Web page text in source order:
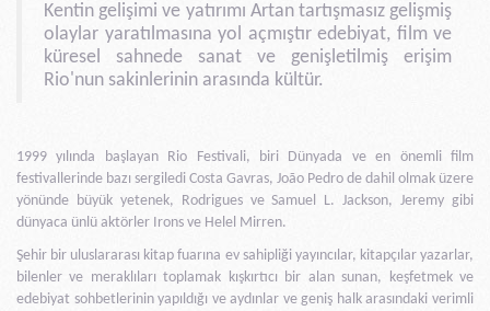
Kentin gelişimi ve yatırımı Artan tartışmasız gelişmiş
olaylar yaratılmasına yol açmıştır edebiyat, film ve
küresel sahnede sanat ve genişletilmiş erişim
Rio'nun sakinlerinin arasında kültür.
1999 yılında başlayan Rio Festivali, biri Dünyada ve en önemli film
festivallerinde bazı sergiledi Costa Gavras, João Pedro de dahil olmak üzere
yönünde büyük yetenek, Rodrigues ve Samuel L. Jackson, Jeremy gibi
dünyaca ünlü aktörler Irons ve Helel Mirren.
Şehir bir uluslararası kitap fuarına ev sahipliği yayıncılar, kitapçılar yazarlar,
bilenler ve meraklıları toplamak kışkırtıcı bir alan sunan, keşfetmek ve
edebiyat sohbetlerinin yapıldığı ve aydınlar ve geniş halk arasındaki verimli